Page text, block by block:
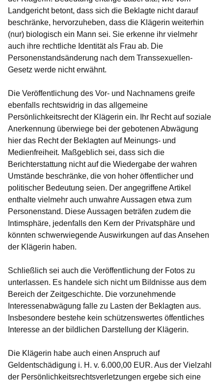
Landgericht betont, dass sich die Beklagte nicht darauf
beschränke, hervorzuheben, dass die Klägerin weiterhin
(nur) biologisch ein Mann sei. Sie erkenne ihr vielmehr
auch ihre rechtliche Identität als Frau ab. Die
Personenstandsänderung nach dem Transsexuellen-
Gesetz werde nicht erwähnt.
Die Veröffentlichung des Vor- und Nachnamens greife
ebenfalls rechtswidrig in das allgemeine
Persönlichkeitsrecht der Klägerin ein. Ihr Recht auf soziale
Anerkennung überwiege bei der gebotenen Abwägung
hier das Recht der Beklagten auf Meinungs- und
Medienfreiheit. Maßgeblich sei, dass sich die
Berichterstattung nicht auf die Wiedergabe der wahren
Umstände beschränke, die von hoher öffentlicher und
politischer Bedeutung seien. Der angegriffene Artikel
enthalte vielmehr auch unwahre Aussagen etwa zum
Personenstand. Diese Aussagen beträfen zudem die
Intimsphäre, jedenfalls den Kern der Privatsphäre und
könnten schwerwiegende Auswirkungen auf das Ansehen
der Klägerin haben.
Schließlich sei auch die Veröffentlichung der Fotos zu
unterlassen. Es handele sich nicht um Bildnisse aus dem
Bereich der Zeitgeschichte. Die vorzunehmende
Interessenabwägung falle zu Lasten der Beklagten aus.
Insbesondere bestehe kein schützenswertes öffentliches
Interesse an der bildlichen Darstellung der Klägerin.
Die Klägerin habe auch einen Anspruch auf
Geldentschädigung i. H. v. 6.000,00 EUR. Aus der Vielzahl
der Persönlichkeitsrechtsverletzungen ergebe sich eine